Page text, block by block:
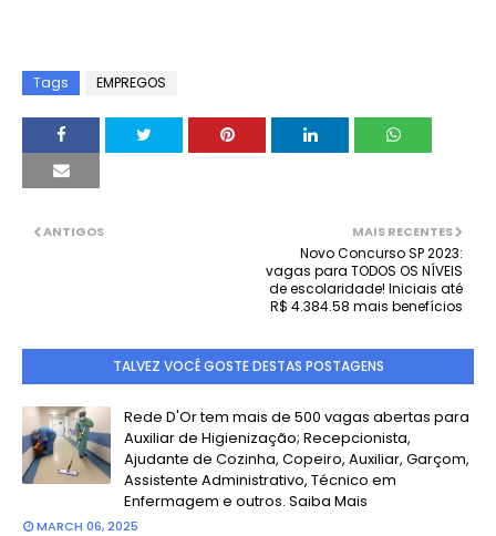
Tags EMPREGOS
MAIS RECENTES
Novo Concurso SP 2023:
vagas para TODOS OS NÍVEIS
de escolaridade! Iniciais até
R$ 4.384.58 mais benefícios
ANTIGOS
TALVEZ VOCÊ GOSTE DESTAS POSTAGENS
Rede D'Or tem mais de 500 vagas abertas para
Auxiliar de Higienização; Recepcionista,
Ajudante de Cozinha, Copeiro, Auxiliar, Garçom,
Assistente Administrativo, Técnico em
Enfermagem e outros. Saiba Mais
MARCH 06, 2025